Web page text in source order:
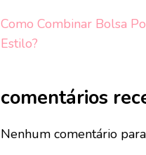
Como Combinar Bolsa
Estilo?
comentários
Nenhum comentário